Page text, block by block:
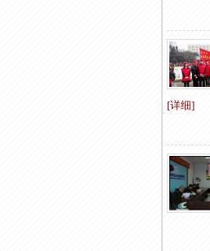
[详细]